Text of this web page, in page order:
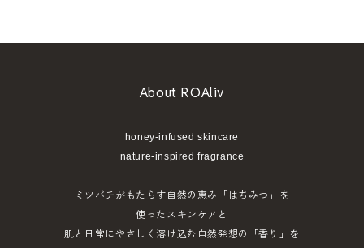
About ROAliv
honey-infused skincare
nature-inspired fragrance
ミツバチがもたらす自然の恵み「はちみつ」を
使ったスキンケアと
肌と日常にやさしく溶け込む自然発想の「香り」を